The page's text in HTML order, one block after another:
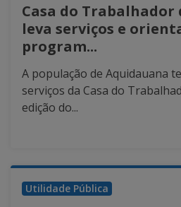
Casa do Trabalhador
leva serviços e
program...
A população de Aquidauana
serviços da Casa do
edição do...
Utilidade Pública